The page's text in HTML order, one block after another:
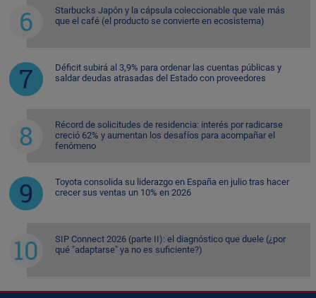
Starbucks Japón y la cápsula coleccionable que vale más
que el café (el producto se convierte en ecosistema)
Déficit subirá al 3,9% para ordenar las cuentas públicas y
saldar deudas atrasadas del Estado con proveedores
Récord de solicitudes de residencia: interés por radicarse
creció 62% y aumentan los desafíos para acompañar el
fenómeno
Toyota consolida su liderazgo en España en julio tras hacer
crecer sus ventas un 10% en 2026
SIP Connect 2026 (parte II): el diagnóstico que duele (¿por
qué "adaptarse" ya no es suficiente?)